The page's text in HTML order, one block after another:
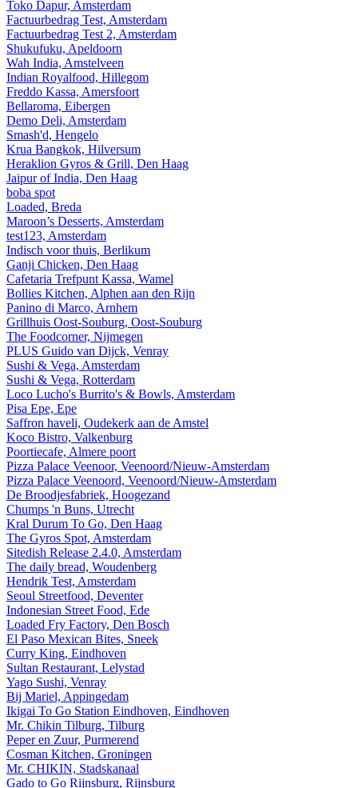
Toko Dapur, Amsterdam
Factuurbedrag Test, Amsterdam
Factuurbedrag Test 2, Amsterdam
Shukufuku, Apeldoorn
Wah India, Amstelveen
Indian Royalfood, Hillegom
Freddo Kassa, Amersfoort
Bellaroma, Eibergen
Demo Deli, Amsterdam
Smash'd, Hengelo
Krua Bangkok, Hilversum
Heraklion Gyros & Grill, Den Haag
Jaipur of India, Den Haag
boba spot
Loaded, Breda
Maroon’s Desserts, Amsterdam
test123, Amsterdam
Indisch voor thuis, Berlikum
Ganji Chicken, Den Haag
Cafetaria Trefpunt Kassa, Wamel
Bollies Kitchen, Alphen aan den Rijn
Panino di Marco, Arnhem
Grillhuis Oost-Souburg, Oost-Souburg
The Foodcorner, Nijmegen
PLUS Guido van Dijck, Venray
Sushi & Vega, Amsterdam
Sushi & Vega, Rotterdam
Loco Lucho's Burrito's & Bowls, Amsterdam
Pisa Epe, Epe
Saffron haveli, Oudekerk aan de Amstel
Koco Bistro, Valkenburg
Poortiecafe, Almere poort
Pizza Palace Veenoor, Veenoord/Nieuw-Amsterdam
Pizza Palace Veenoord, Veenoord/Nieuw-Amsterdam
De Broodjesfabriek, Hoogezand
Chumps 'n Buns, Utrecht
Kral Durum To Go, Den Haag
The Gyros Spot, Amsterdam
Sitedish Release 2.4.0, Amsterdam
The daily bread, Woudenberg
Hendrik Test, Amsterdam
Seoul Streetfood, Deventer
Indonesian Street Food, Ede
Loaded Fry Factory, Den Bosch
El Paso Mexican Bites, Sneek
Curry King, Eindhoven
Sultan Restaurant, Lelystad
Yago Sushi, Venray
Bij Mariel, Appingedam
Ikigai To Go Station Eindhoven, Eindhoven
Mr. Chikin Tilburg, Tilburg
Peper en Zuur, Purmerend
Cosman Kitchen, Groningen
Mr. CHIKIN, Stadskanaal
Gado to Go Rijnsburg, Rijnsburg